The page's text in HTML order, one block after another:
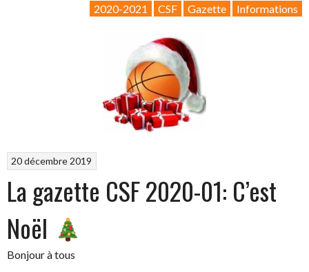
gazette2020-2021
CSF Gazette Informations
20 décembre 2019
La gazette CSF 2020-01: C’est
Noël
Bonjour à tous